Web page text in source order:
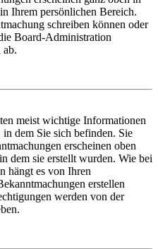
Ihrem persönlichen Bereich.
schreiben können oder
Board-Administration
ab.
meist wichtige Informationen
dem Sie sich befinden. Sie
erscheinen oben
dem sie erstellt wurden. Wie bei
hängt es von Ihren
erstellen
werden von der